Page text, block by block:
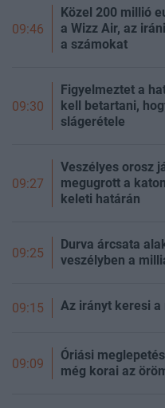
09:46
Közel 200 millió
a Wizz Air, az
a számokat
09:30
Figyelmeztet a
kell betartani,
slágerétele
09:27
Veszélyes orosz
megugrott a
keleti határán
09:25
Durva árcsata
veszélyben a
09:15 Az irányt keresi a
09:09
Óriási
még korai az